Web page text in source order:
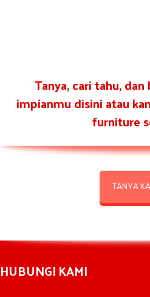
Tanya, cari tahu,
impianmu disini atau
furniture
TANYA
HUBUNGI KAMI